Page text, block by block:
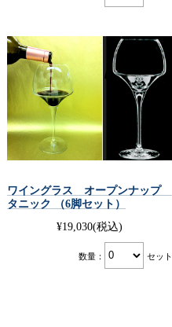
ワイングラス オープンナップ
タニック （6脚セット）
¥19,030(税込)
数量： セット